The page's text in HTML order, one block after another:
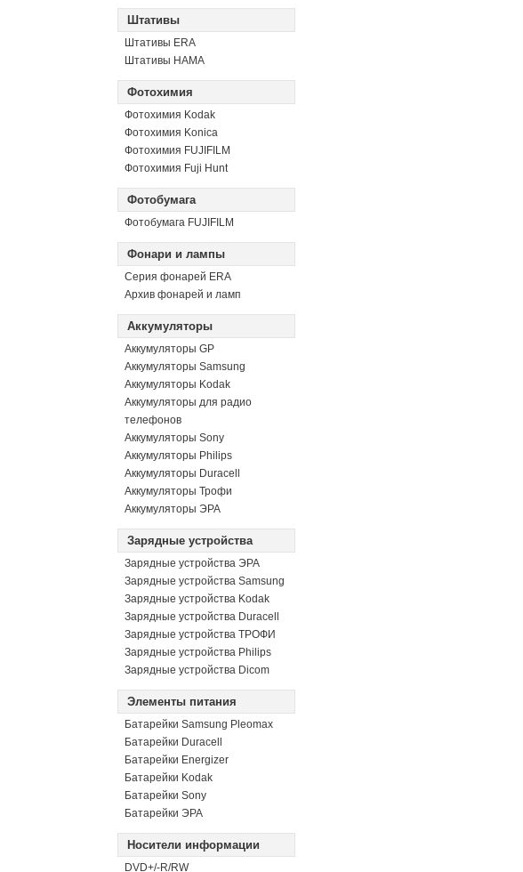
Штативы
Штативы ERA
Штативы HAMA
Фотохимия
Фотохимия Kodak
Фотохимия Konica
Фотохимия FUJIFILM
Фотохимия Fuji Hunt
Фотобумага
Фотобумага FUJIFILM
Фонари и лампы
Серия фонарей ERA
Архив фонарей и ламп
Аккумуляторы
Аккумуляторы GP
Аккумуляторы Samsung
Аккумуляторы Kodak
Аккумуляторы для радио
телефонов
Аккумуляторы Sony
Аккумуляторы Philips
Аккумуляторы Duracell
Аккумуляторы Трофи
Аккумуляторы ЭРА
Зарядные устройства
Зарядные устройства ЭРА
Зарядные устройства Samsung
Зарядные устройства Kodak
Зарядные устройства Duracell
Зарядные устройства ТРОФИ
Зарядные устройства Philips
Зарядные устройства Dicom
Элементы питания
Батарейки Samsung Pleomax
Батарейки Duracell
Батарейки Energizer
Батарейки Kodak
Батарейки Sony
Батарейки ЭРА
Носители информации
DVD+/-R/RW